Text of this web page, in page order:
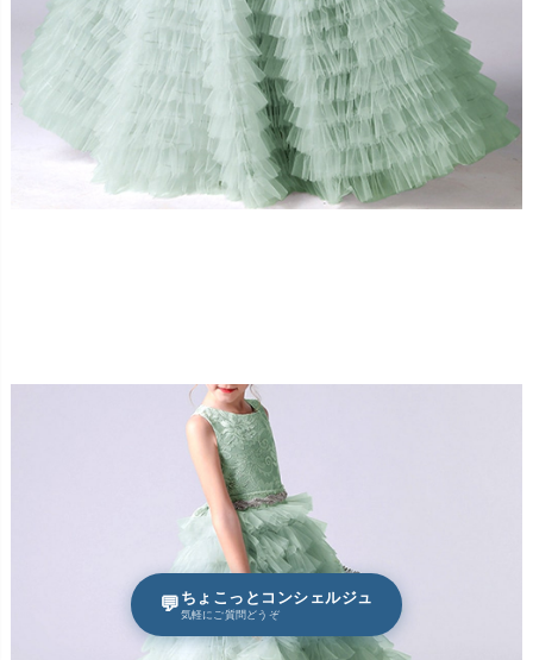
💬 ちょこっとコンシェルジュ
気軽にご質問どうぞ